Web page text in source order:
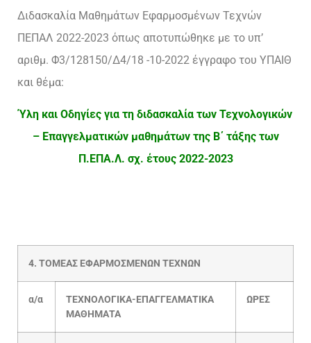
Διδασκαλία Μαθημάτων Εφαρμοσμένων Τεχνών
ΠΕΠΑΛ 2022-2023 όπως αποτυπώθηκε με το υπ’
αριθμ. Φ3/128150/Δ4/18 -10-2022 έγγραφο του ΥΠΑΙΘ
και θέμα:
Ύλη και Οδηγίες για τη διδασκαλία των Τεχνολογικών
– Επαγγελματικών μαθημάτων της B΄ τάξης των
Π.ΕΠΑ.Λ. σχ. έτους 2022-2023
4. ΤΟΜΕΑΣ ΕΦΑΡΜΟΣΜΕΝΩΝ ΤΕΧΝΩΝ
α/α
ΤΕΧΝΟΛΟΓΙΚΑ-ΕΠΑΓΓΕΛΜΑΤΙΚΑ
ΜΑΘΗΜΑΤΑ
ΩΡΕΣ